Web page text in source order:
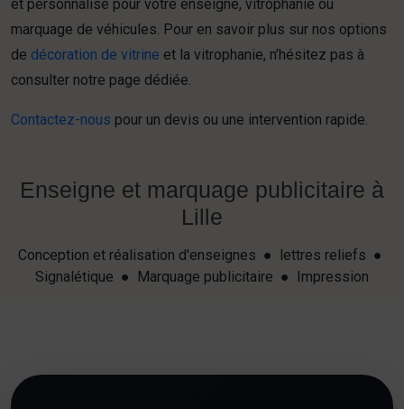
et personnalisé pour votre enseigne, vitrophanie ou
marquage de véhicules. Pour en savoir plus sur nos options
de décoration de vitrine et la vitrophanie, n’hésitez pas à
consulter notre page dédiée.
Contactez-nous pour un devis ou une intervention rapide.
Enseigne et marquage publicitaire à
Lille
Conception et réalisation d'enseignes ● lettres reliefs ●
Signalétique ● Marquage publicitaire ● Impression